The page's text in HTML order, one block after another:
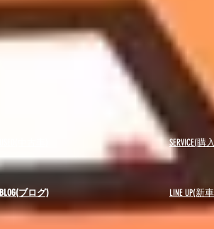
BLOG(ブログ)
SERVICE(
LINE UP(新